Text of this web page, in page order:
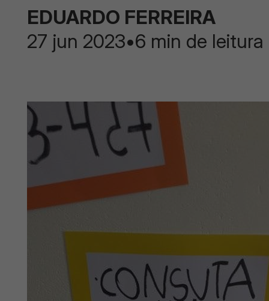
EDUARDO FERREIRA
27 jun 2023•6 min de leitura